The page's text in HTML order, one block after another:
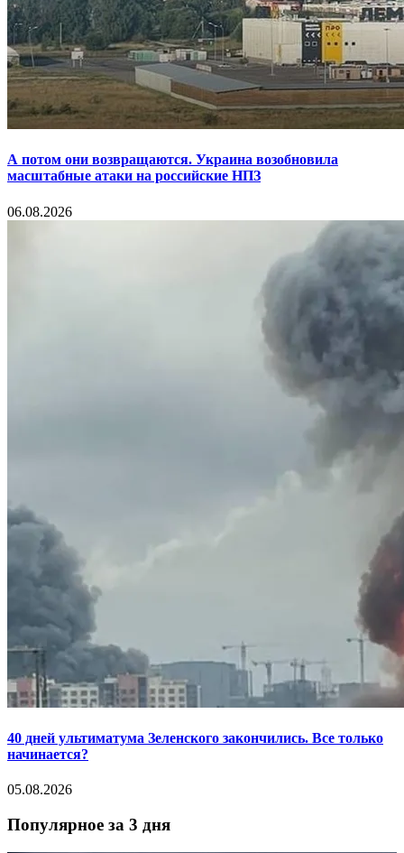
А потом они возвращаются. Украина возобновила
масштабные атаки на российские НПЗ
06.08.2026
40 дней ультиматума Зеленского закончились. Все только
начинается?
05.08.2026
Популярное за 3 дня